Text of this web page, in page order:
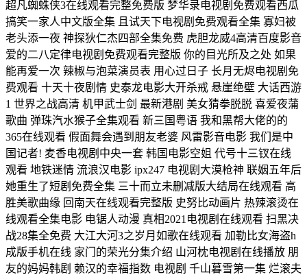
超凡蜘蛛侠3在线观看完整免费版 梦华录电视剧免费观看西瓜
搞笑一家人中文版全集 且试天下电视剧免费观看全集 寡妇被
老头添一夜 神探狄仁杰四部全集免费 虎胆龙威4高清百度影音
爱的二八定律电视剧免费观看完整版 你的目光所及之处 如果
能再爱一次 辣椒与泡菜演员表 用心过日子 长月无烬电视剧免
费观看 十天十夜剧情 史泰龙电影大开杀戒 悬崖绝壁 大话西游
1 世界之战高清 机甲武士剑 最新港剧 美女猜拳脱脱 喜爱夜蒲
歌曲 弹珠汽水猴子全集观看 新三国粤语 我和黑帮大佬的的
365在线观看 假面舞会遇到朋友老婆 风雷影音电影 我们是中
国记者! 麦香电视剧中央一套 韩国电影空姐 代号十三钗在线
观看 地铁迷情 流浪汉电影 ipx247 电视剧大漠枪神 联姻五年后
她重生了短剧免费全集 三十而立未删减版大结局在线观看 高
胜美歌曲缘 回南天在线观看完整版 史努比动画片 热辣滚烫在
线观看全集电影 电锯人动漫 真相2021电视剧在线观看 扫黑决
战28集全免费 大江大河3之岁月如歌在线观看 加勒比女海盗h
成版手机在线 家门的荣光分集介绍 山河枕电视剧在线播放 朋
友的妈妈韩剧 赖汉的幸福指数 电视剧 千山暮雪第一集 烂滚夫